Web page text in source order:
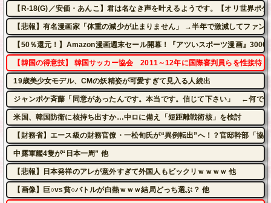
【R-18(G)／安価・あんこ】君は名なき声を叶えるようです。【オリ世界ポ
【悲報】有名漫画家「体重の減少が止まりません」 →半年で激減してファン
【50％還元！】Amazon漫画週末セール開幕！『アツいスポーツ漫画』3000
【韓国の得意技】 韓国サッカー協会 2011～12年に国際審判員らを性接待
19歳美少女モデル、CMの妖精姿が可愛すぎて見入る人続出
ジャンポケ斉藤「同意があったんです。本当です。信じて下さい」 ←何で
米国、韓国防衛に核持ち出すか…中ロに備え「短距離戦術核」を検討
【財務省】エース級の財務官僚・一松旬氏が“異例転出”へ！？官邸幹部「協
中露軍艦4隻が“日本一周” 他
【悲報】日本発祥のアレが意外すぎて外国人もビックリｗｗｗｗ 他
【画像】巨○vs貧○バトルが白熱ｗｗｗ結局どっち選ぶ？ 他